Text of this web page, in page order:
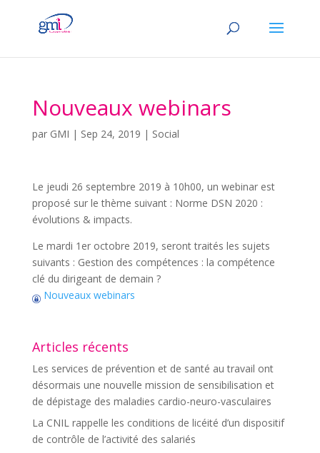
Nouveaux webinars
par GMI | Sep 24, 2019 | Social
Le jeudi 26 septembre 2019 à 10h00, un webinar est
proposé sur le thème suivant : Norme DSN 2020 :
évolutions & impacts.
Le mardi 1er octobre 2019, seront traités les sujets
suivants : Gestion des compétences : la compétence
clé du dirigeant de demain ?
Nouveaux webinars
Articles récents
Les services de prévention et de santé au travail ont
désormais une nouvelle mission de sensibilisation et
de dépistage des maladies cardio-neuro-vasculaires
La CNIL rappelle les conditions de licéité d’un dispositif
de contrôle de l’activité des salariés